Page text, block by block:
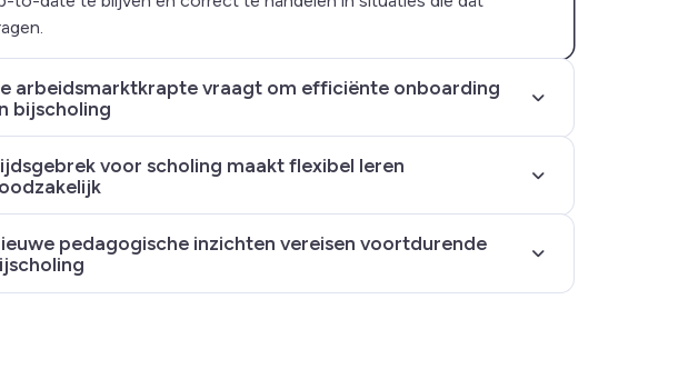
arbeidsmarktkrapte vraagt om efficiënte onboarding
bijscholing
voor scholing maakt flexibel leren
pedagogische inzichten vereisen voortdurende